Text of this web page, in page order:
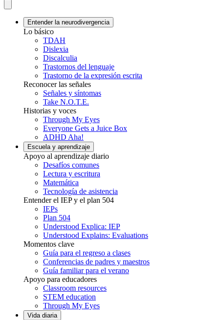
Entender la neurodivergencia
Lo básico
TDAH
Dislexia
Discalculia
Trastornos del lenguaje
Trastorno de la expresión escrita
Reconocer las señales
Señales y síntomas
Take N.O.T.E.
Historias y voces
Through My Eyes
Everyone Gets a Juice Box
ADHD Aha!
Escuela y aprendizaje
Apoyo al aprendizaje diario
Desafíos comunes
Lectura y escritura
Matemática
Tecnología de asistencia
Entender el IEP y el plan 504
IEPs
Plan 504
Understood Explica: IEP
Understood Explains: Evaluations
Momentos clave
Guía para el regreso a clases
Conferencias de padres y maestros
Guía familiar para el verano
Apoyo para educadores
Classroom resources
STEM education
Through My Eyes
Vida diaria